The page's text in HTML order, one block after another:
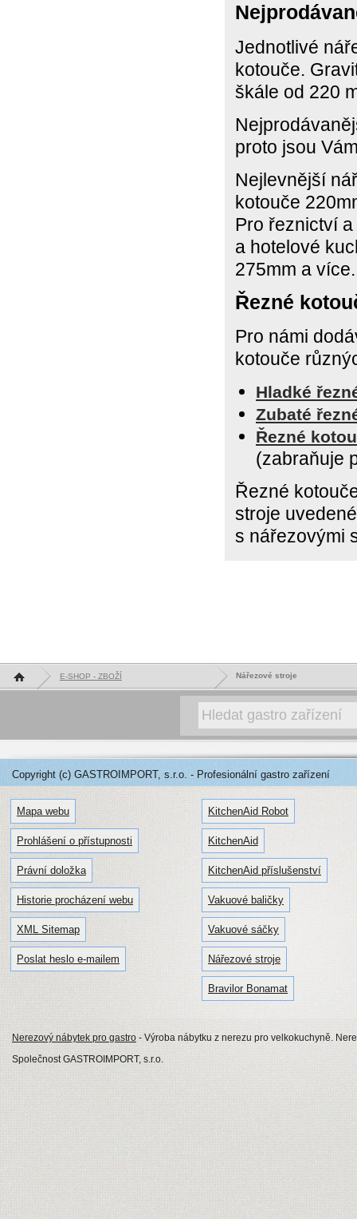
Jednotlivé
kotouče.
škále od 220
proto jsou
Nejlevnější
kotouče
Pro řeznictví
a hotelové
275mm a více.
Řezné
Pro námi
kotouče
Hladké
Zubaté
Řezné
(zabraňuje
Řezné
stroje
s nářezovými
Hlavní stránka E-SHOP - ZBOŽÍ Nářezové stroje
Copyright (c) GASTROIMPORT, s.r.o. - Profesionální gastro zařízení
Mapa webu
Prohlášení o přístupnosti
Právní doložka
Historie procházení webu
XML Sitemap
Poslat heslo e-mailem
KitchenAid Robot
KitchenAid
KitchenAid příslušenství
Vakuové baličky
Vakuové sáčky
Nářezové stroje
Bravilor Bonamat
Nerezový nábytek pro gastro - Výroba nábytku z nerezu pro velkokuchyně.
Společnost GASTROIMPORT, s.r.o.